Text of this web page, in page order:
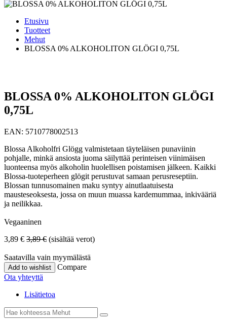
Etusivu
Tuotteet
Mehut
BLOSSA 0% ALKOHOLITON GLÖGI 0,75L
BLOSSA 0% ALKOHOLITON GLÖGI
0,75L
EAN: 5710778002513
Blossa Alkoholfri Glögg valmistetaan täyteläisen punaviinin
pohjalle, minkä ansiosta juoma säilyttää perinteisen viinimäisen
luonteensa myös alkoholin huolellisen poistamisen jälkeen. Kaikki
Blossa-tuoteperheen glögit perustuvat samaan perusreseptiin.
Blossan tunnusomainen maku syntyy ainutlaatuisesta
mausteseoksesta, jossa on muun muassa kardemummaa, inkivääriä
ja neilikkaa.
Vegaaninen
3,89 € 3,89€ (sisältää verot)
Saatavilla vain myymälästä
Add to wishlist
Compare
Ota yhteyttä
Lisätietoa